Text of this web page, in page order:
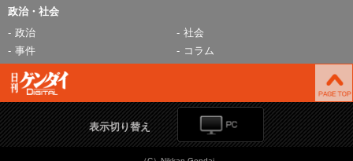
政治・社会
政治
社会
事件
コラム
表示切り替え